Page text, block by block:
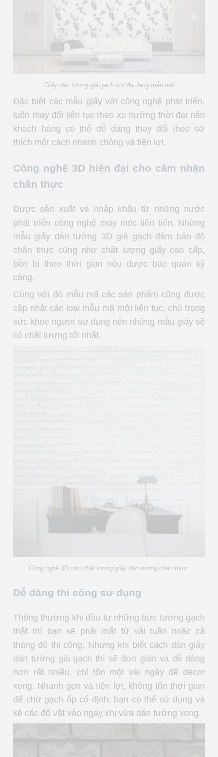
Giấy dán tường giả gạch với đa dạng mẫu mã
Đặc biệt các mẫu giấy với công nghệ phát triển,
luôn thay đổi liên tục theo xu hướng thời đại nên
khách hàng có thể dễ dàng thay đổi theo sở
thích một cách nhanh chóng và tiện lợi.
Công nghệ 3D hiện đại cho cảm nhận
chân thực
Được sản xuất và nhập khẩu từ những nước
phát triển công nghệ máy móc tiên tiến. Những
mẫu giấy dán tường 3D giả gạch đảm bảo độ
chân thực cũng như chất lượng giấy cao cấp,
bền bỉ theo thời gian nếu được bảo quản kỹ
càng.
Cùng với đó mẫu mã các sản phẩm cũng được
cập nhật các loại mẫu mã mới liên tục, chú trọng
sức khỏe người sử dụng nên những mẫu giấy sẽ
có chất lượng tốt nhất.
Công nghệ 3D cho chất lượng giấy dán tường chân thực
Dễ dàng thi công sử dụng
Thông thường khi đầu tư những bức tường gạch
thật thì bạn sẽ phải mất từ vài tuần hoặc cả
tháng để thi công. Nhưng khi biết cách dán giấy
dán tường giả gạch thì sẽ đơn giản và dễ dàng
hơn rất nhiều, chỉ tốn một vài ngày để decor
xong. Nhanh gọn và tiện lợi, không tốn thời gian
để chờ gạch ốp cố định, bạn có thể sử dụng và
kê các đồ vật vào ngay khi vừa dán tường xong.